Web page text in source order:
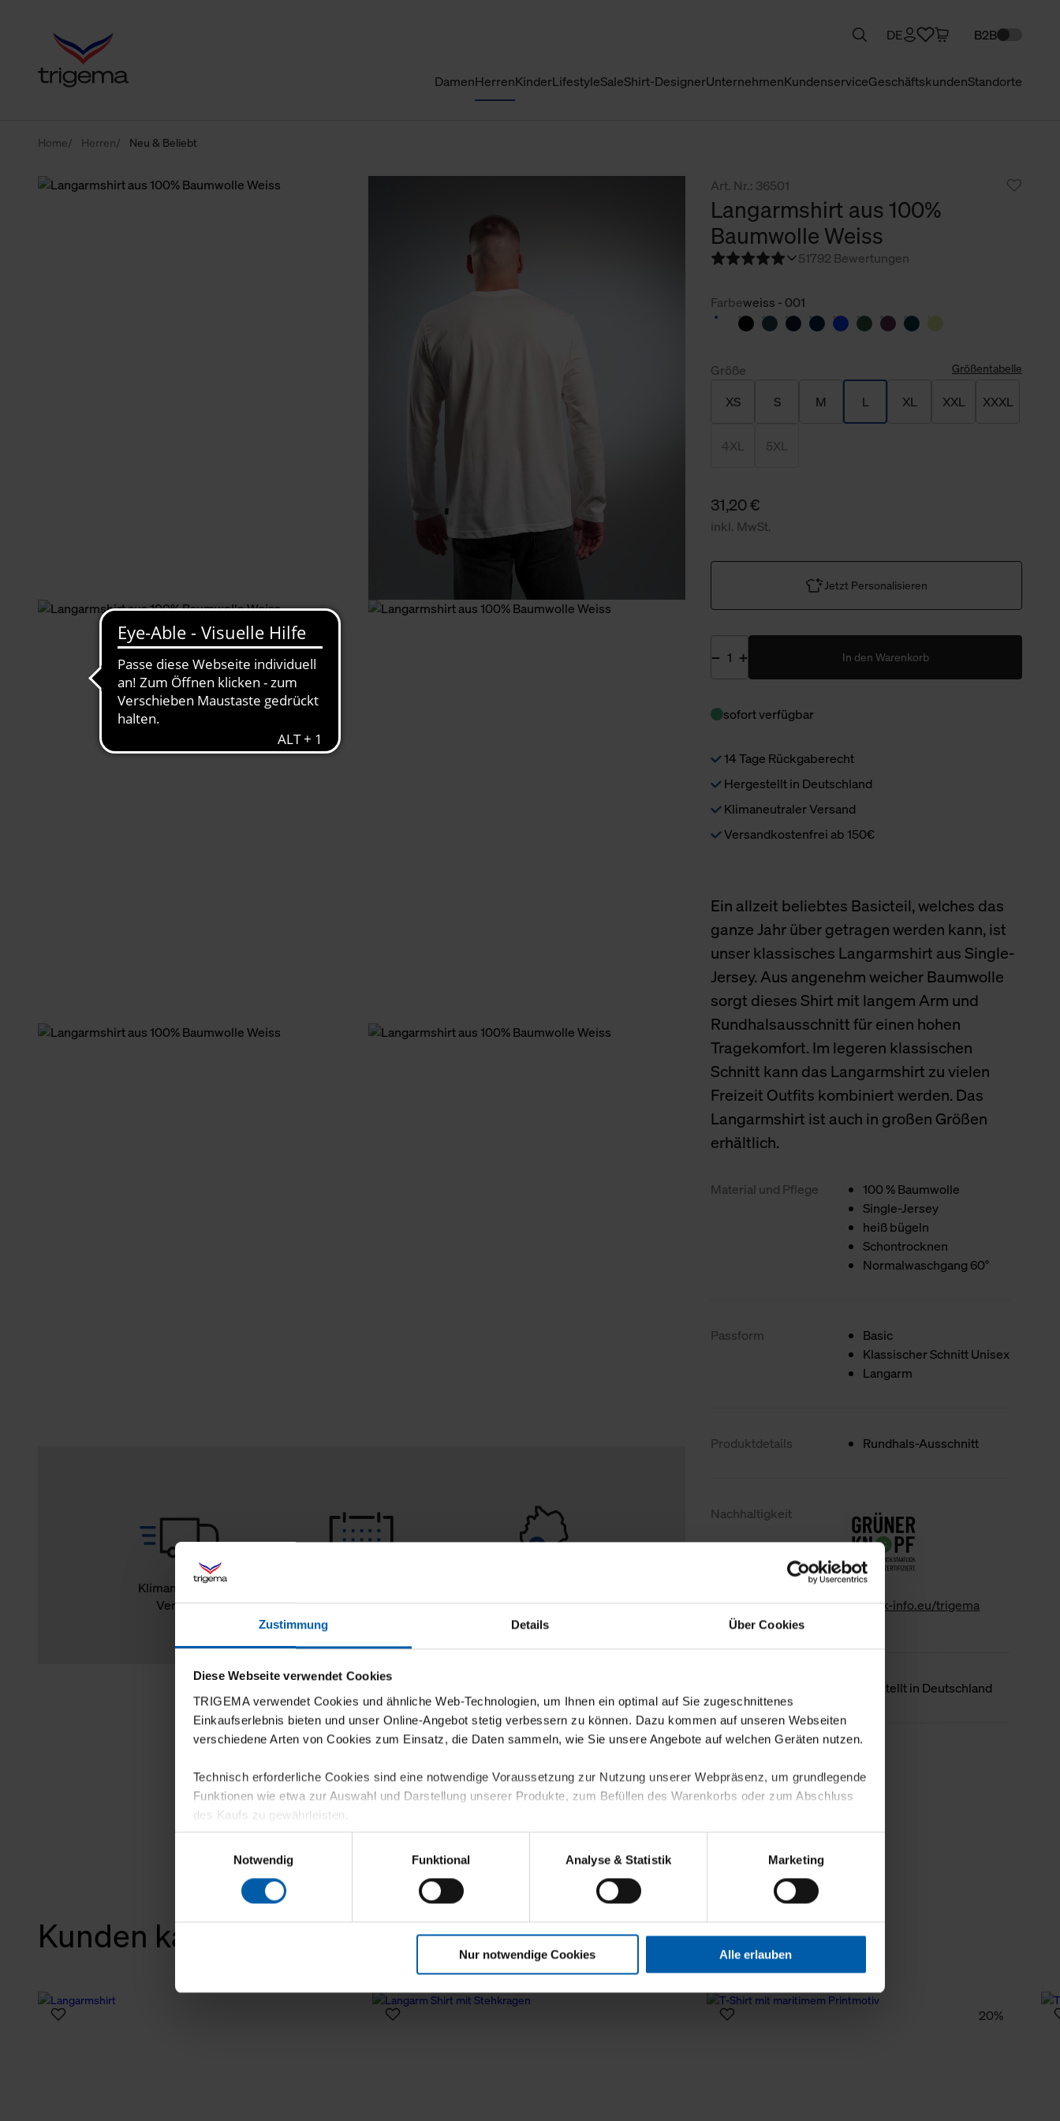
Zustimmung Details Über Cookies
Diese Webseite verwendet Cookies
TRIGEMA verwendet Cookies und ähnliche Web-Technologien, um Ihnen ein optimal auf Sie zugeschnittenes
Einkaufserlebnis bieten und unser Online-Angebot stetig verbessern zu können. Dazu kommen auf unseren Webseiten
verschiedene Arten von Cookies zum Einsatz, die Daten sammeln, wie Sie unsere Angebote auf welchen Geräten nutzen.
Technisch erforderliche Cookies sind eine notwendige Voraussetzung zur Nutzung unserer Webpräsenz, um grundlegende
Funktionen wie etwa zur Auswahl und Darstellung unserer Produkte, zum Befüllen des Warenkorbs oder zum Abschluss
des Kaufs zu gewährleisten.
Für die Darstellung personalisierter Angebote, Anzeigen und Inhalte aufgrund Ihres Nutzerverhaltens und Ihres Profils
sowie für Marketing-, Statistik- und Tracking-Zwecke zur Analyse und Optimierung unserer Webpräsenz speichern wir
personenbezogene Informationen. Diese übermitteln wir in anonymisierter Form an Dritte wie etwa unsere
Klicken Sie auf "Alle erlauben", damit wir alle Cookies und Web-Technologien für Ihr personalisiertes Einkaufserlebnis
verwenden dürfen. Über die jeweiligen Schaltflächen können Sie die Arten der Cookies selbst festlegen, die Sie erlauben
erlauben möchten, verwenden wir lediglich die erwähnten technisch erforderlichen Cookies.
Notwendig
Funktional Analyse & Statistik Marketing
Nur notwendige Cookies Alle erlauben
DamenHerrenKinderLifestyleSaleShirt-DesignerUnternehmenKundenserviceGeschäftskundenStandorte
DE B2B
Home Herren Neu & Beliebt
Klimaneutraler
Versand
Rückgaberecht
Burladingen
Art. Nr.: 36501
Langarmshirt aus 100%
Baumwolle Weiss
51792 Bewertungen
Farbeweiss - 001
Größe Größentabelle
XS S M L XL XXL XXXL
4XL 5XL
31,20 €
inkl. MwSt.
Jetzt Personalisieren
In den Warenkorb
sofort verfügbar
14 Tage Rückgaberecht
Hergestellt in Deutschland
Klimaneutraler Versand
Versandkostenfrei ab 150€
Ein allzeit beliebtes Basicteil, welches das
ganze Jahr über getragen werden kann, ist
unser klassisches Langarmshirt aus Single-
Jersey. Aus angenehm weicher Baumwolle
sorgt dieses Shirt mit langem Arm und
Rundhalsausschnitt für einen hohen
Tragekomfort. Im legeren klassischen
Schnitt kann das Langarmshirt zu vielen
Freizeit Outfits kombiniert werden. Das
Langarmshirt ist auch in großen Größen
erhältlich.
Material und Pflege
100 % Baumwolle
Single-Jersey
heiß bügeln
Schontrocknen
Normalwaschgang 60°
Passform
Basic
Klassischer Schnitt Unisex
Langarm
Produktdetails Rundhals-Ausschnitt
Nachhaltigkeit
www.gk-info.eu/trigema
Hergestellt in Deutschland
Kunden kauften auch
20%